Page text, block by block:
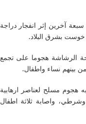
سبعة آخرين إثر انفجار دراجة
بشرق البلاد.
الرشاشة هجوما على تجمع
هجوم مسلح لعناصر ارهابية
واصابة ثلاثة اطفال